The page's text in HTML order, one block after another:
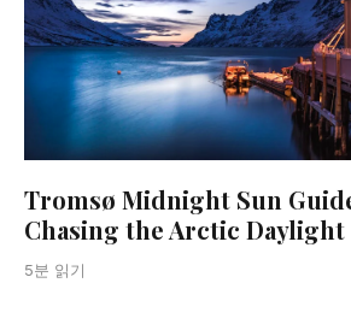
Tromsø Midnight Sun
Chasing the Arctic Daylight
5분 읽기